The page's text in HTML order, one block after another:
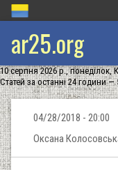
ar25.org
10 серпня 2026 р., понеділок,
Статей за останні 24 години —
04/28/2018 - 20:00
Оксана